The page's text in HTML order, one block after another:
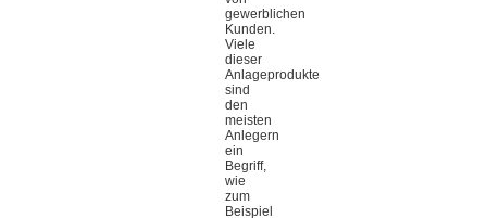
gewerblichen
Kunden.
Viele
dieser
Anlageprodukte
sind
den
meisten
Anlegern
ein
Begriff,
wie
zum
Beispiel